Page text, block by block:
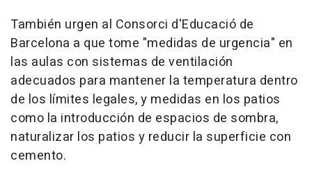
También urgen al Consorci d'Educació de
Barcelona a que tome "medidas de urgencia" en
las aulas con sistemas de ventilación
adecuados para mantener la temperatura dentro
de los límites legales, y medidas en los patios
como la introducción de espacios de sombra,
naturalizar los patios y reducir la superficie con
cemento.